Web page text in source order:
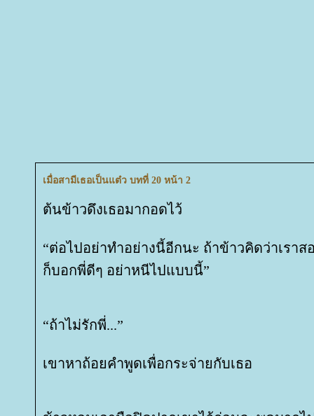
เมื่อสามีเธอเป็นแต๋ว บทที่ 20 หน้า 2
ต้นข้าวดึงเธอมากอดไว้
“ต่อไปอย่าทำอย่างนี้อีกนะ ถ้าข้าวคิดว่าเรา
ก็บอกพี่ดีๆ อย่าหนีไปแบบนี้”
“ถ้าไม่รักพี่...”
เขาหาถ้อยคำพูดเพื่อกระจ่ายกับเธอ